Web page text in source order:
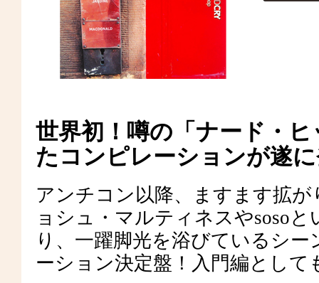
世界初！噂の「ナード・
たコンピレーションが遂
アンチコン以降、ますます拡
ョシュ・マルティネスやsoso
り、一躍脚光を浴びているシ
ーション決定盤！入門編として